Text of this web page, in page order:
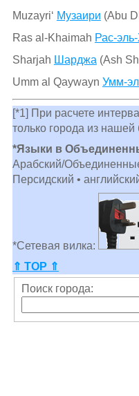
Muzayri‘ Музаири (Abu
Ras al-Khaimah Рас-
Sharjah Шарджа (Ash
Umm al Qaywayn Умм-
[*1] При расчете
только города из
*Языки в
Арабский/
Персидский •
*Сетевая вилка:
⇑ TOP ⇑
Поиск города: